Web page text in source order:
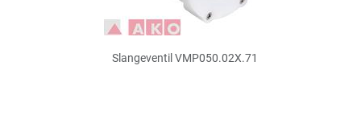
Slangeventil VMP050.02X.71